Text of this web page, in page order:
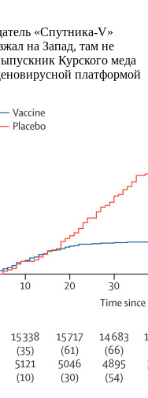
«Спутника-V»
на Запад, там не
Курского меда
платформой